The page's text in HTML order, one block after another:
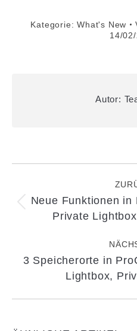
Kategorie:What's New
14/
Autor:
Neue Funktionen in
Private
3 Speicherorte in
Lightbox,